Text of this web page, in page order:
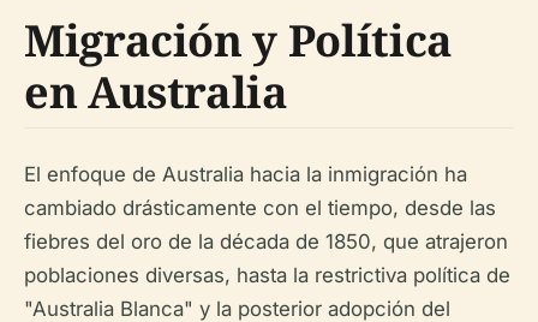
Migración y Política
en Australia
El enfoque de Australia hacia la inmigración ha
cambiado drásticamente con el tiempo, desde las
fiebres del oro de la década de 1850, que atrajeron
poblaciones diversas, hasta la restrictiva política de
"Australia Blanca" y la posterior adopción del